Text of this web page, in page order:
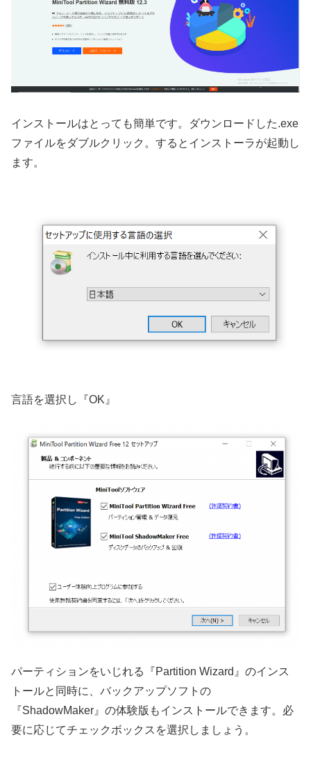
インストールはとっても簡単です。ダウンロードした.exe
ファイルをダブルクリック。するとインストーラが起動し
ます。
言語を選択し『OK』
パーティションをいじれる『Partition Wizard』のインス
トールと同時に、バックアップソフトの
『ShadowMaker』の体験版もインストールできます。必
要に応じてチェックボックスを選択しましょう。